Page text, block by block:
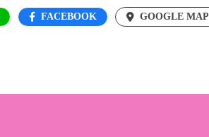
FACEBOOK GOOGLE MAP